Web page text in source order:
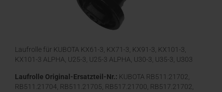
Laufrolle für KUBOTA KX61-3, KX71-3, KX91-3, KX101-3,
KX101-3 ALPHA, U25-3, U25-3 ALPHA, U30-3, U35-3, U303
Laufrolle Original-Ersatzteil-Nr.: KUBOTA RB511.21702,
RB511.21704, RB511.21705, RB517.21700, RB517.21702,